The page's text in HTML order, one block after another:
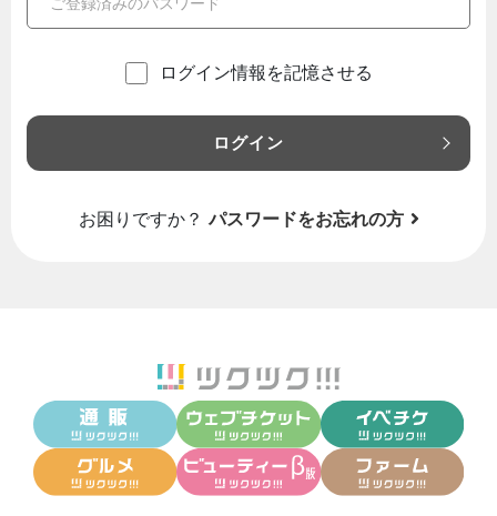
ログイン情報を記憶させる
ログイン
お困りですか？ パスワードをお忘れの方